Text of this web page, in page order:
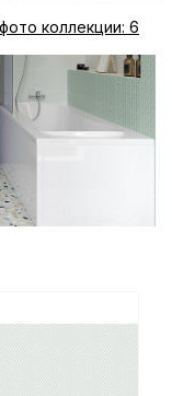
коллекции: 6